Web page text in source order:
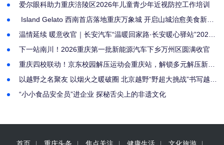
爱尔眼科助力重庆涪陵区2026年儿童青少年近视防控工作培训
温情延续 暖意收官｜长安汽车“温暖回家路·长安暖心驿站”2026
下一站南川！2026重庆第一批新能源汽车下乡万州区圆满收官
重庆四校联动！京东校园解压运动会重庆站，解锁多元解压新路
以越野之名聚友 以烟火之暖破圈 北京越野“野超大挑战”书写越野
“小小食品安全员”进企业 探秘舌尖上的非遗文化